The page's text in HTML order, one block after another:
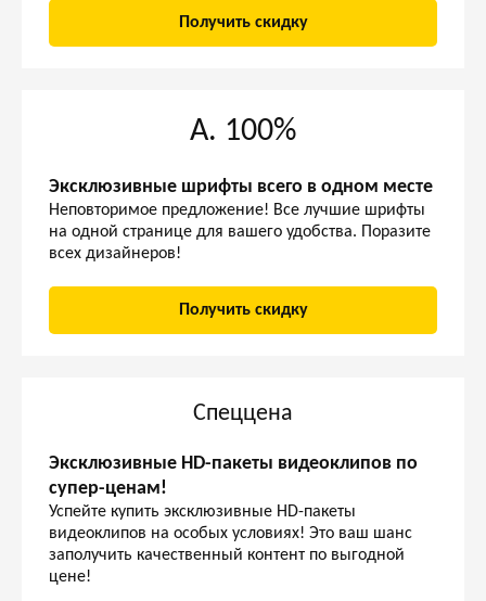
Получить скидку
А. 100%
Эксклюзивные шрифты всего в одном месте
Неповторимое предложение! Все лучшие шрифты
на одной странице для вашего удобства. Поразите
всех дизайнеров!
Получить скидку
Спеццена
Эксклюзивные HD-пакеты видеоклипов по
супер-ценам!
Успейте купить эксклюзивные HD-пакеты
видеоклипов на особых условиях! Это ваш шанс
заполучить качественный контент по выгодной
цене!